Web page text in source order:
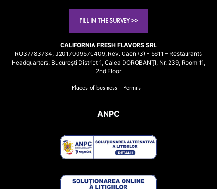
FILL IN THE SURVEY >>
CALIFORNIA FRESH FLAVORS SRL
RO37783734, J2017009570409, Rev. Caen (3) - 5611 – Restaurants
Headquarters: Bucureşti District 1, Calea DOROBANŢI, Nr. 239, Room 11,
2nd Floor
Places of business Permits
ANPC